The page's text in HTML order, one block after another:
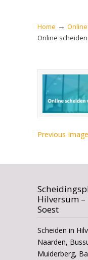
Home →
Online
Previous Image
Hilversum –
Soest
Scheiden in
Naarden,
Muiderberg,